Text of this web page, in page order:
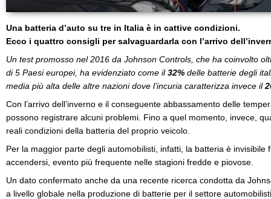
Una batteria d’auto su tre in Italia è in cattive condizioni.
Ecco i quattro consigli per salvaguardarla con l’arrivo
Un test promosso nel 2016 da Johnson Controls, che ha coinvolto
di 5 Paesi europei, ha evidenziato come il32% delle batterie degli
media più alta delle altre nazioni dove l’incuria caratterizza invece il
Con l’arrivo dell’inverno e il conseguente abbassamento delle
possono registrare alcuni problemi. Fino a quel momento, invece,
reali condizioni della batteria del proprio veicolo.
Per la maggior parte degli automobilisti, infatti, la batteria è
accendersi, evento più frequente nelle stagioni fredde e piovose.
Un dato confermato anche da una recente ricerca condotta da
a livello globale nella produzione di batterie per il settore